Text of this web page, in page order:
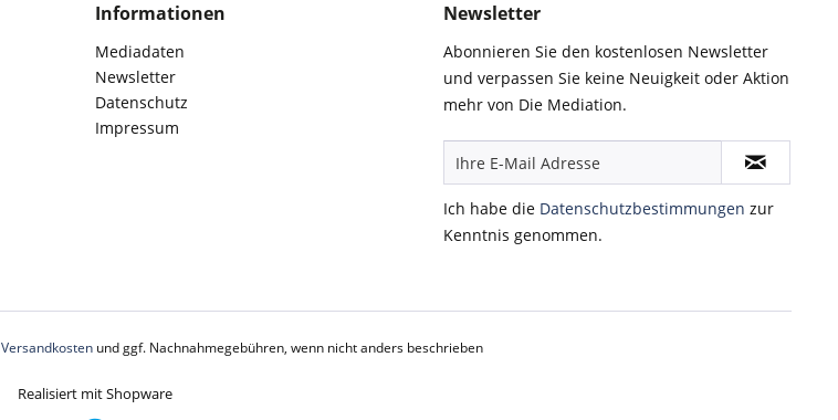
Informationen
Mediadaten
Newsletter
Datenschutz
Impressum
Newsletter
Abonnieren Sie den kostenlosen Newsletter
und verpassen Sie keine Neuigkeit oder Aktion
mehr von Die Mediation.
Ich habe die Datenschutzbestimmungen zur
Kenntnis genommen.
Versandkostenund ggf. Nachnahmegebühren, wenn nicht anders beschrieben
Realisiert mit Shopware